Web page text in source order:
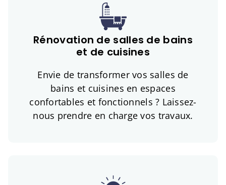
Rénovation de salles de bains
et de cuisines
Envie de transformer vos salles de
bains et cuisines en espaces
confortables et fonctionnels ? Laissez-
nous prendre en charge vos travaux.